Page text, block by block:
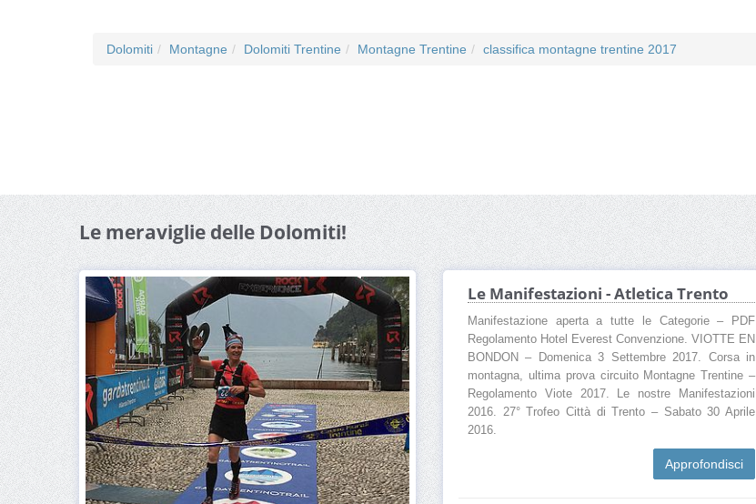
Dolomiti Montagne Dolomiti Trentine Montagne Trentine classifica montagne trentine 2017
Le meraviglie delle Dolomiti!
Le Manifestazioni - Atletica Trento
Manifestazione aperta a tutte le Categorie – PDF
Regolamento Hotel Everest Convenzione. VIOTTE EN
BONDON – Domenica 3 Settembre 2017. Corsa in
montagna, ultima prova circuito Montagne Trentine –
Regolamento Viote 2017. Le nostre Manifestazioni
2016. 27° Trofeo Città di Trento – Sabato 30 Aprile
2016.
Approfondisci